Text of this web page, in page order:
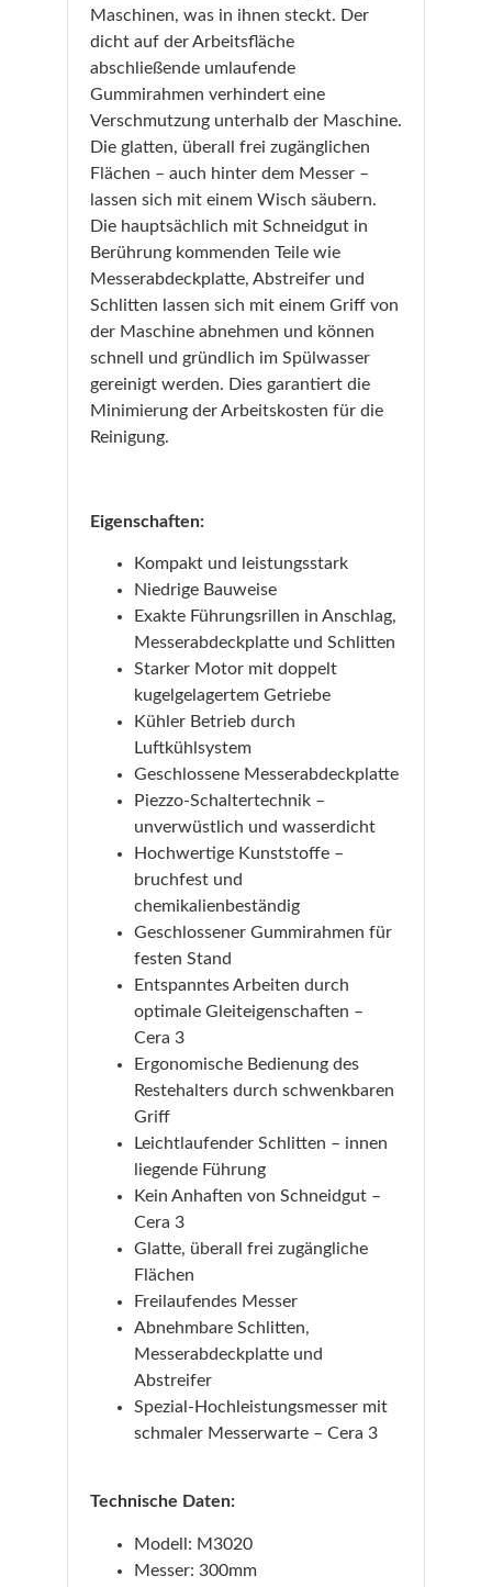
Maschinen, was in ihnen steckt. Der
dicht auf der Arbeitsfläche
abschließende umlaufende
Gummirahmen verhindert eine
Verschmutzung unterhalb der Maschine.
Die glatten, überall frei zugänglichen
Flächen – auch hinter dem Messer –
lassen sich mit einem Wisch säubern.
Die hauptsächlich mit Schneidgut in
Berührung kommenden Teile wie
Messerabdeckplatte, Abstreifer und
Schlitten lassen sich mit einem Griff von
der Maschine abnehmen und können
schnell und gründlich im Spülwasser
gereinigt werden. Dies garantiert die
Minimierung der Arbeitskosten für die
Reinigung.
Eigenschaften:
Kompakt und leistungsstark
Niedrige Bauweise
Exakte Führungsrillen in Anschlag,
Messerabdeckplatte und Schlitten
Starker Motor mit doppelt
kugelgelagertem Getriebe
Kühler Betrieb durch
Luftkühlsystem
Geschlossene Messerabdeckplatte
Piezzo-Schaltertechnik –
unverwüstlich und wasserdicht
Hochwertige Kunststoffe –
bruchfest und
chemikalienbeständig
Geschlossener Gummirahmen für
festen Stand
Entspanntes Arbeiten durch
optimale Gleiteigenschaften –
Cera 3
Ergonomische Bedienung des
Restehalters durch schwenkbaren
Griff
Leichtlaufender Schlitten – innen
liegende Führung
Kein Anhaften von Schneidgut –
Cera 3
Glatte, überall frei zugängliche
Flächen
Freilaufendes Messer
Abnehmbare Schlitten,
Messerabdeckplatte und
Abstreifer
Spezial-Hochleistungsmesser mit
schmaler Messerwarte – Cera 3
Technische Daten:
Modell: M3020
Messer: 300mm